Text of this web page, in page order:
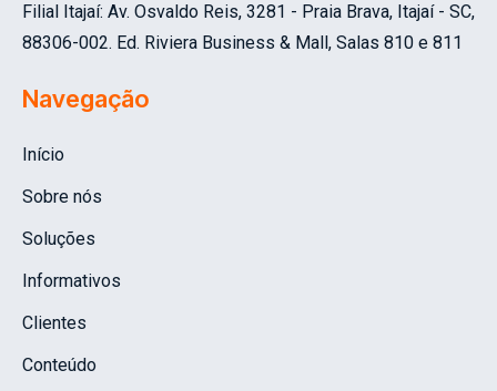
Filial Itajaí: Av. Osvaldo Reis, 3281 - Praia Brava, Itajaí - SC,
88306-002. Ed. Riviera Business & Mall, Salas 810 e 811
Navegação
Início
Sobre nós
Soluções
Informativos
Clientes
Conteúdo